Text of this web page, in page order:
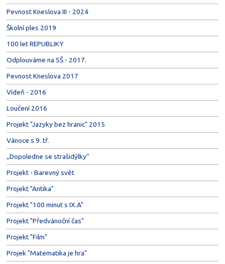
Pevnost Kneslova III - 2024
Školní ples 2019
100 let REPUBLIKY
Odplouváme na SŠ - 2017.
Pevnost Kneslova 2017
Vídeň - 2016
Loučení 2016
Projekt "Jazyky bez hranic" 2015
Vánoce s 9. tř.
„Dopoledne se strašidýlky“
Projekt - Barevný svět
Projekt "Antika"
Projekt "100 minut s IX.A"
Projekt "Předvánoční čas"
Projekt "Film"
Projek "Matematika je hra"